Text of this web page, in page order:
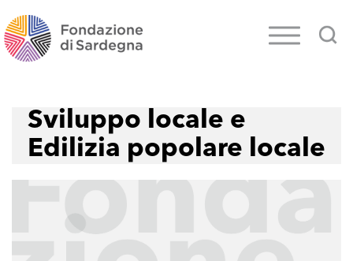
Sviluppo locale e
Edilizia popolare locale